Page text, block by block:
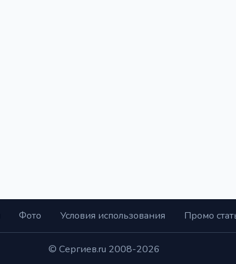
Фото Условия использования Промо
© Сергиев.ru 2008-2026